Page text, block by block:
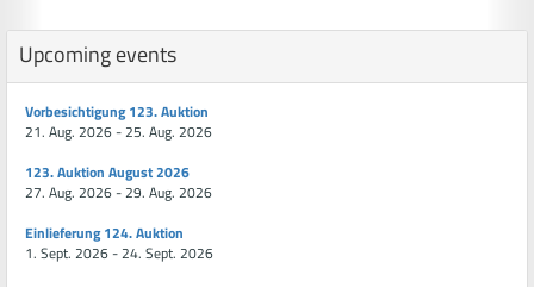
Upcoming events
Vorbesichtigung 123. Auktion
21. Aug. 2026 - 25. Aug. 2026
123. Auktion August 2026
27. Aug. 2026 - 29. Aug. 2026
Einlieferung 124. Auktion
1. Sept. 2026 - 24. Sept. 2026